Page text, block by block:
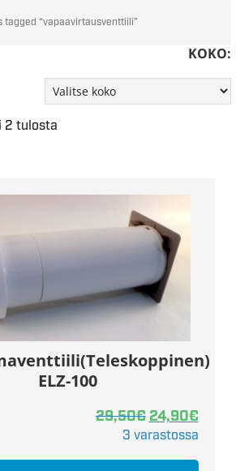
tagged “vapaavirtausventtiili”
KOKO:
2 tulosta
ELZ-100
29,50€ 24,90€
3 varastossa